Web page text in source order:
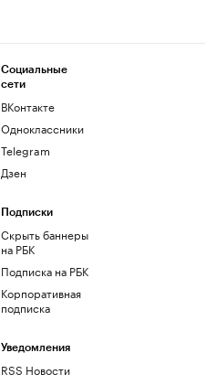
Социальные
сети
ВКонтакте
Одноклассники
Telegram
Дзен
Подписки
Скрыть баннеры
на РБК
Подписка на РБК
Корпоративная
подписка
Уведомления
RSS Новости